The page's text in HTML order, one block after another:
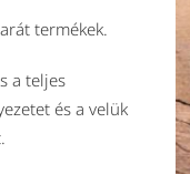
termékek.
a teljes
és a velük